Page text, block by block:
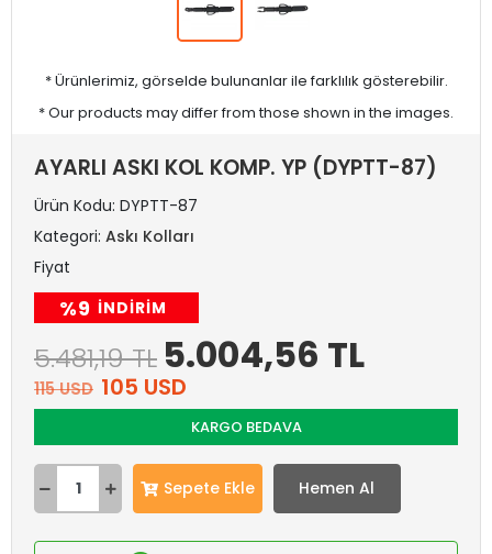
* Ürünlerimiz, görselde bulunanlar ile farklılık gösterebilir.
* Our products may differ from those shown in the images.
AYARLI ASKI KOL KOMP. YP (DYPTT-87)
Ürün Kodu: DYPTT-87
Kategori: Askı Kolları
Fiyat
%9 INDIRIM
5.481,19 TL 5.004,56 TL
115 USD 105 USD
KARGO BEDAVA
Sepete Ekle Hemen Al